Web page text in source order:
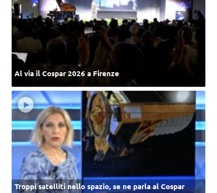
Al via il Cospar 2026 a Firenze
Troppi satelliti nello spazio, se ne parla al Cospar